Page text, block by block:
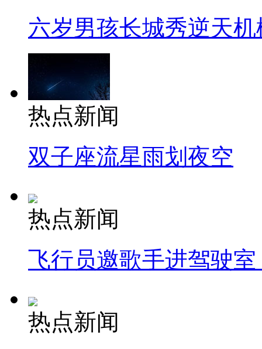
六岁男孩长城秀逆天机
热点新闻
双子座流星雨划夜空
热点新闻
飞行员邀歌手进驾驶
热点新闻